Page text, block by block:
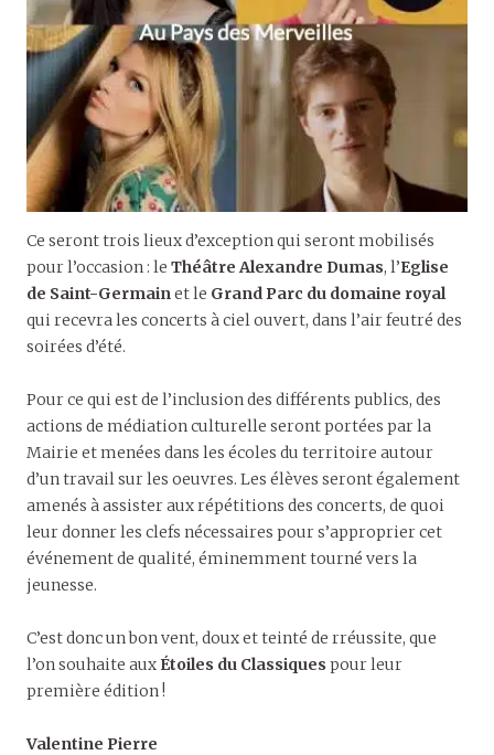
Ce seront trois lieux d’exception qui seront mobilisés
pour l’occasion : le Théâtre Alexandre Dumas, l’Eglise
de Saint-Germain et le Grand Parc du domaine royal
qui recevra les concerts à ciel ouvert, dans l’air feutré des
soirées d’été.
Pour ce qui est de l’inclusion des différents publics, des
actions de médiation culturelle seront portées par la
Mairie et menées dans les écoles du territoire autour
d’un travail sur les oeuvres. Les élèves seront également
amenés à assister aux répétitions des concerts, de quoi
leur donner les clefs nécessaires pour s’approprier cet
événement de qualité, éminemment tourné vers la
jeunesse.
C’est donc un bon vent, doux et teinté de rréussite, que
l’on souhaite aux Étoiles du Classiques pour leur
première édition !
Valentine Pierre